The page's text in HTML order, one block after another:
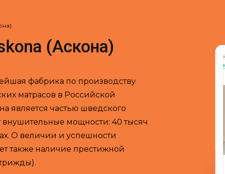
(Аскона)
фабрика по производству
матрасов в Российской
является частью шведского
мощности: 40 тысяч
О величии и успешности
также наличие престижной